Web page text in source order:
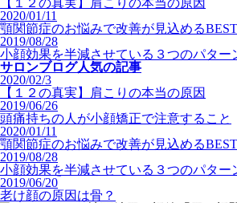
【１２の真実】肩こりの本当の原因
2020/01/11
顎関節症のお悩みで改善が見込める
2019/08/28
小顔効果を半減させている３つのパター
サロンブログ人気の記事
2020/02/3
【１２の真実】肩こりの本当の原因
2019/06/26
頭痛持ちの人が小顔矯正で注意すること
2020/01/11
顎関節症のお悩みで改善が見込める
2019/08/28
小顔効果を半減させている３つのパター
2019/06/20
老け顔の原因は骨？